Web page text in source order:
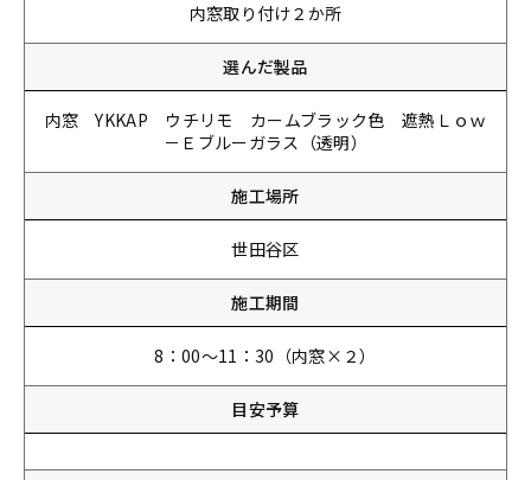
内窓取り付け２か所
選んだ製品
内窓 YKKAP ウチリモ カームブラック色 遮熱Ｌｏｗ
－Ｅブルーガラス（透明）
施工場所
世田谷区
施工期間
8：00～11：30（内窓×２）
目安予算